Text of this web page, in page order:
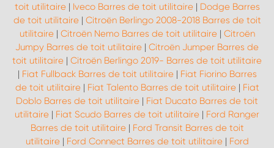
toit utilitaire| Iveco Barres de toit utilitaire| Dodge Barres
de toit utilitaire| Citroën Berlingo 2008-2018 Barres de toit
utilitaire| Citroën Nemo Barres de toit utilitaire| Citroën
Jumpy Barres de toit utilitaire | Citroën Jumper Barres de
toit utilitaire | Citroën Berlingo 2019- Barres de toit utilitaire
| Fiat Fullback Barres de toit utilitaire| Fiat Fiorino Barres
de toit utilitaire| Fiat Talento Barres de toit utilitaire| Fiat
Doblo Barres de toit utilitaire | Fiat Ducato Barres de toit
utilitaire | Fiat Scudo Barres de toit utilitaire | Ford Ranger
Barres de toit utilitaire| Ford Transit Barres de toit
utilitaire| Ford Connect Barres de toit utilitaire| Ford